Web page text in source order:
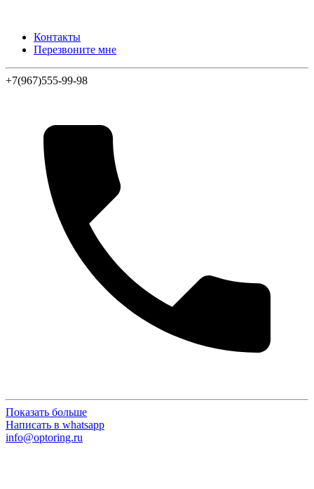
Контакты
Перезвоните мне
+7(967)555-99-98
Показать больше
Написать в whatsapp
info@optoring.ru